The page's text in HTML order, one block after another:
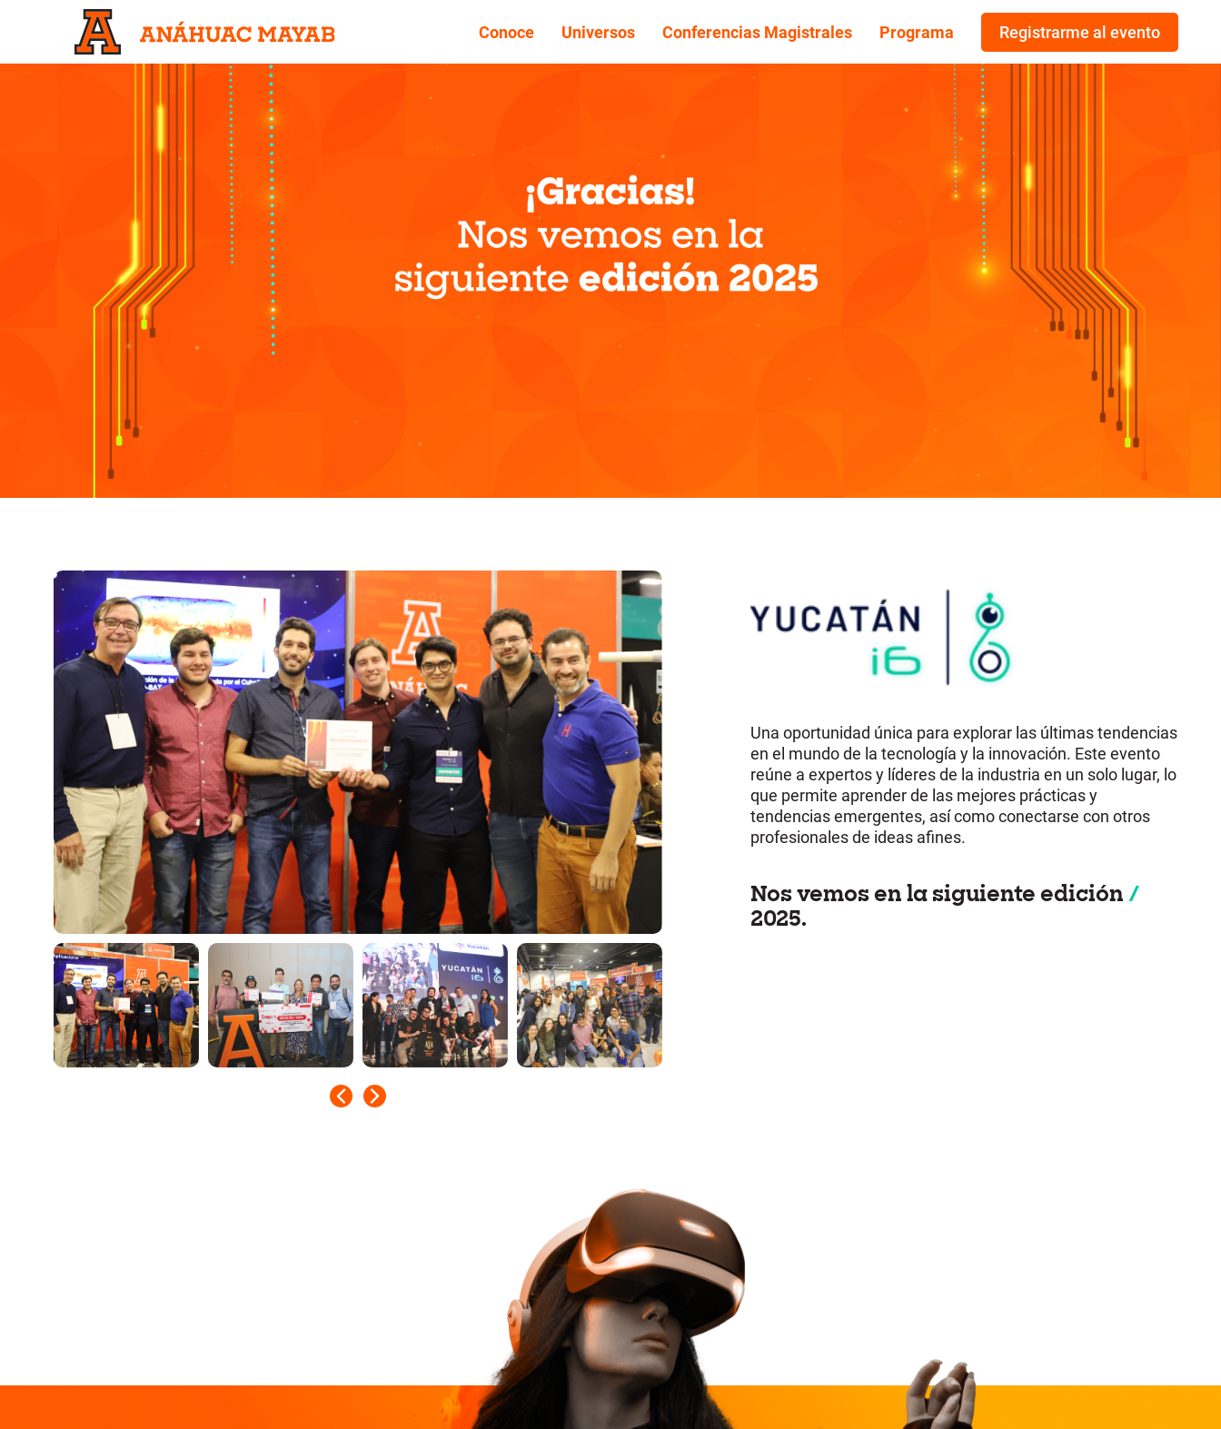
Conoce Universos Conferencias Magistrales Programa Registrarme al evento
Una oportunidad única para explorar las últimas tendencias
en el mundo de la tecnología y la innovación. Este evento
reúne a expertos y líderes de la industria en un solo lugar, lo
que permite aprender de las mejores prácticas y
tendencias emergentes, así como conectarse con otros
profesionales de ideas afines.
Nos vemos en la siguiente edición /
2025.